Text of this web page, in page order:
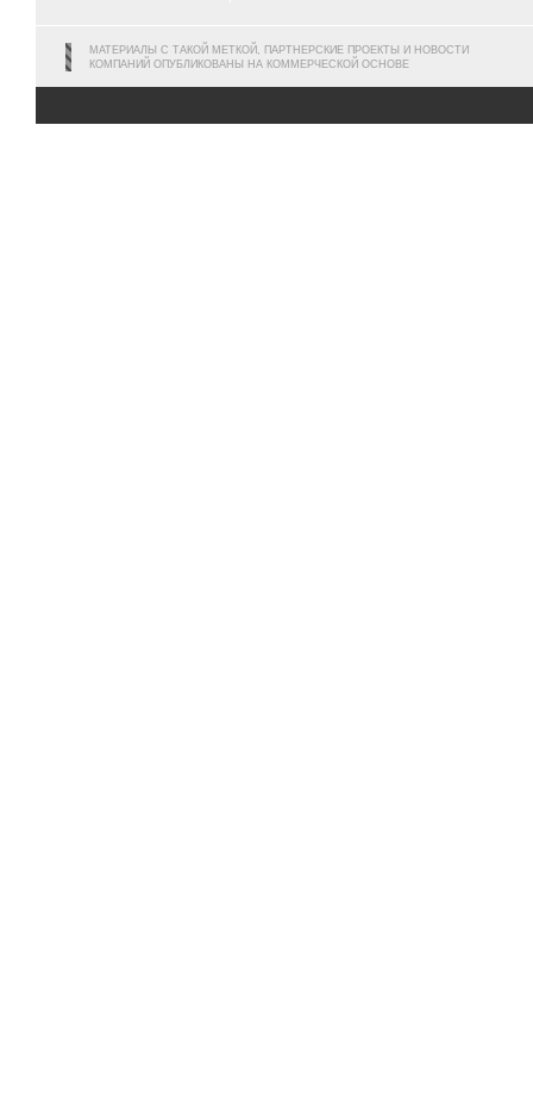
МАТЕРИАЛЫ С ТАКОЙ МЕТКОЙ, ПАРТНЕРСКИЕ ПРОЕКТЫ И НОВОСТИ
КОМПАНИЙ ОПУБЛИКОВАНЫ НА КОММЕРЧЕСКОЙ ОСНОВЕ